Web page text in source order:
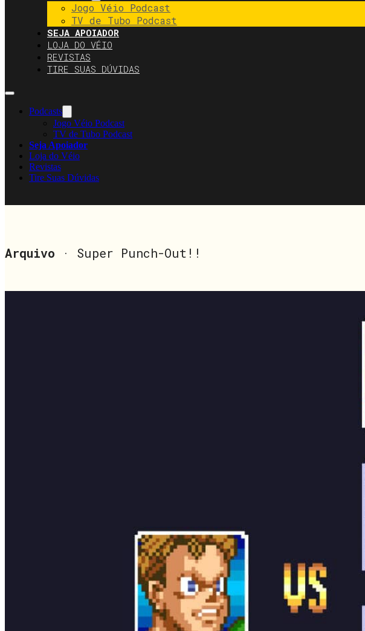
Jogo Véio Podcast
TV de Tubo Podcast
SEJA APOIADOR
LOJA DO VÉIO
REVISTAS
TIRE SUAS DÚVIDAS
Podcasts
Jogo Véio Podcast
TV de Tubo Podcast
Seja Apoiador
Loja do Véio
Revistas
Tire Suas Dúvidas
Arquivo · Super Punch-Out!!